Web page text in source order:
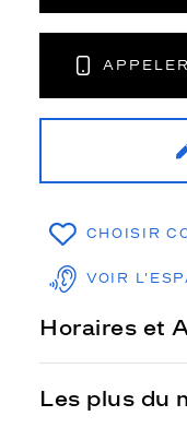
APPELER
CHOISIR
VOIR
Horaires et
Les plus du